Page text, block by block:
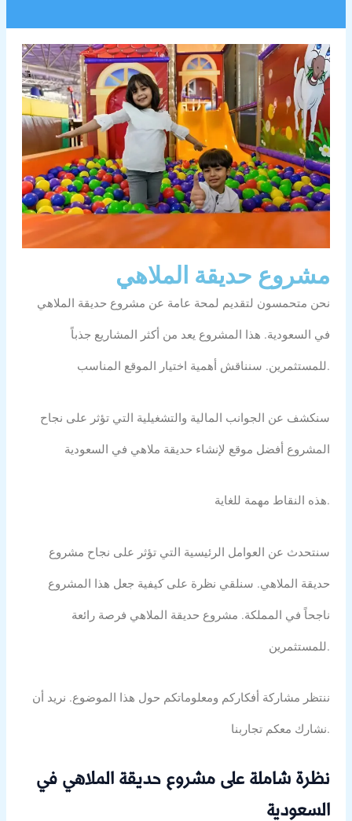
مشروع حديقة الملاهي
نحن متحمسون لتقديم لمحة عامة عن مشروع حديقة الملاهي
في السعودية. هذا المشروع يعد من أكثر المشاريع جذباً
للمستثمرين. سنناقش أهمية اختيار الموقع المناسب.
سنكشف عن الجوانب المالية والتشغيلية التي تؤثر على نجاح
المشروع أفضل موقع لإنشاء حديقة ملاهي في السعودية
هذه النقاط مهمة للغاية.
سنتحدث عن العوامل الرئيسية التي تؤثر على نجاح مشروع
حديقة الملاهي. سنلقي نظرة على كيفية جعل هذا المشروع
ناجحاً في المملكة. مشروع حديقة الملاهي فرصة رائعة
للمستثمرين.
ننتظر مشاركة أفكاركم ومعلوماتكم حول هذا الموضوع. نريد أن
نشارك معكم تجاربنا.
نظرة شاملة على مشروع حديقة الملاهي في
السعودية